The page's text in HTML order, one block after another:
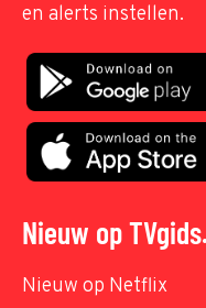
en alerts instellen.
Nieuw op
Nieuw op Netflix